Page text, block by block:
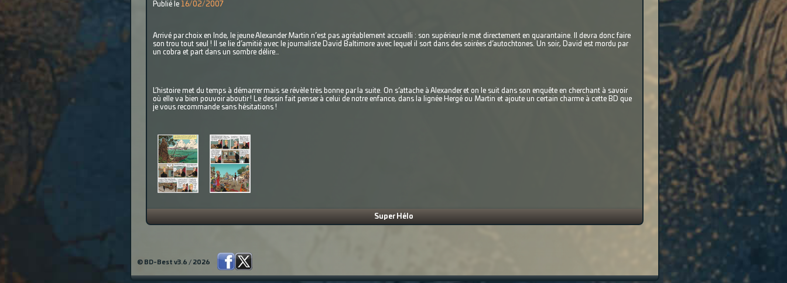
Publié le 16/02/2007
Arrivé par choix en Inde, le jeune Alexander Martin n’est pas agréablement accueilli : son supérieur le met directement en quarantaine. Il devra donc faire
son trou tout seul ! Il se lie d’amitié avec le journaliste David Baltimore avec lequel il sort dans des soirées d’autochtones. Un soir, David est mordu par
un cobra et part dans un sombre délire…
L’histoire met du temps à démarrer mais se révèle très bonne par la suite. On s’attache à Alexander et on le suit dans son enquête en cherchant à savoir
où elle va bien pouvoir aboutir ! Le dessin fait penser à celui de notre enfance, dans la lignée Hergé ou Martin et ajoute un certain charme à cette BD que
je vous recommande sans hésitations !
Super Hélo
© BD-Best v3.6 / 2026